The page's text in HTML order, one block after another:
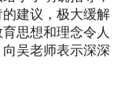
建议，极大缓解
思想和理念令人
吴老师表示深深